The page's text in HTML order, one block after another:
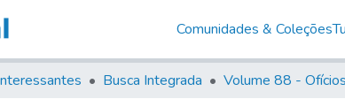
Comunidades & Coleções
Busca Integrada